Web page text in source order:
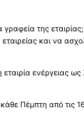
της
και να
ενέργειας ως
Πέμπτη από τις